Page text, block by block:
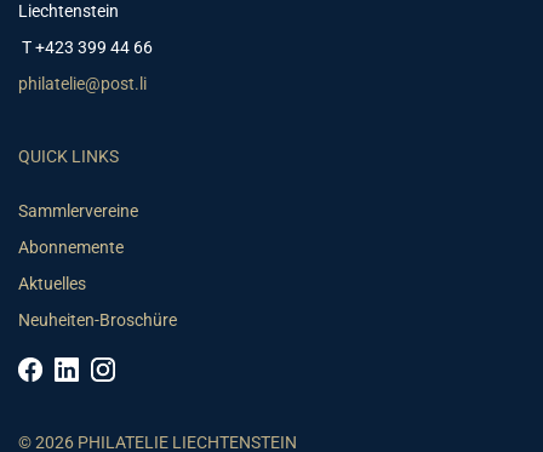
Liechtenstein
T +423 399 44 66
philatelie@post.li
QUICK LINKS
Sammlervereine
Abonnemente
Aktuelles
Neuheiten-Broschüre
© 2026 PHILATELIE LIECHTENSTEIN